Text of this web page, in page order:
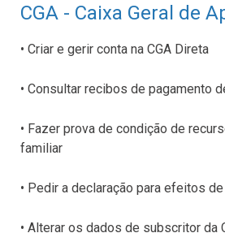
CGA - Caixa Geral de
• Criar e gerir conta na CGA Direta
• Consultar recibos de pagamento
• Fazer prova de condição de
familiar
• Pedir a declaração para efeitos de
• Alterar os dados de subscritor da